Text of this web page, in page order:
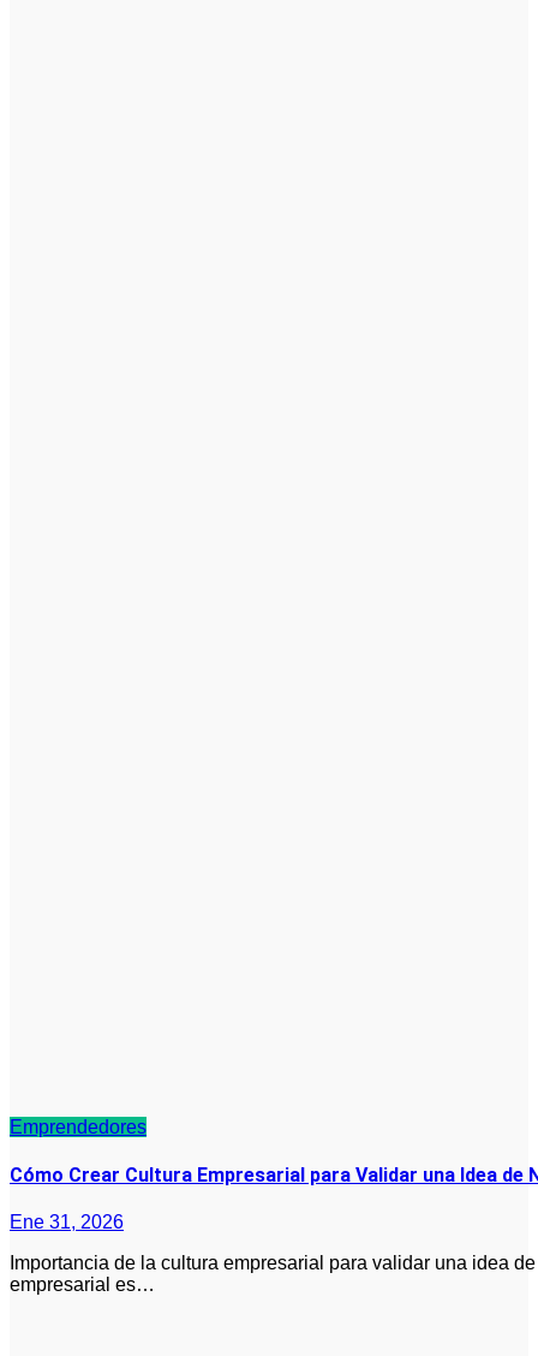
Emprendedores
Cómo Crear Cultura Empresarial para Validar una Idea
Ene 31, 2026
empresarial es…